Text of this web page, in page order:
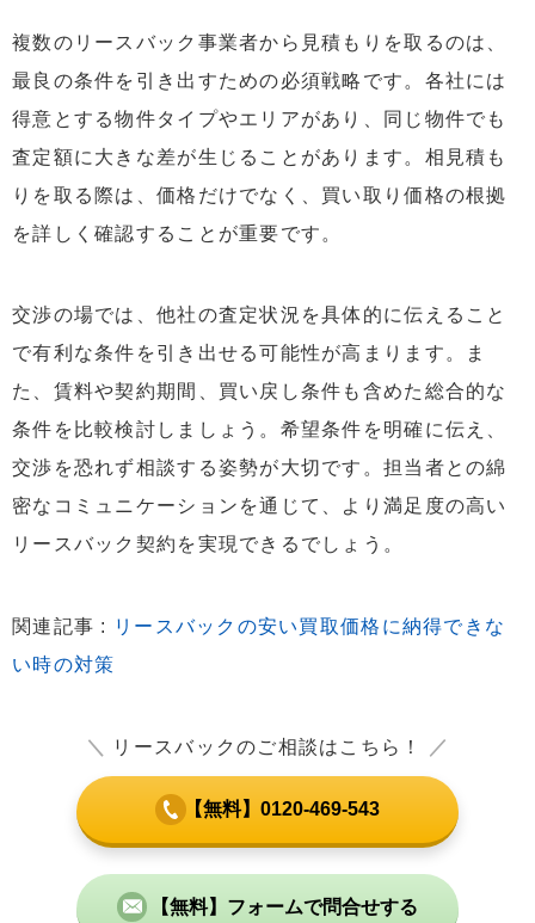
複数のリースバック事業者から見積もりを取るのは、
最良の条件を引き出すための必須戦略です。各社には
得意とする物件タイプやエリアがあり、同じ物件でも
査定額に大きな差が生じることがあります。相見積も
りを取る際は、価格だけでなく、買い取り価格の根拠
を詳しく確認することが重要です。
交渉の場では、他社の査定状況を具体的に伝えること
で有利な条件を引き出せる可能性が高まります。ま
た、賃料や契約期間、買い戻し条件も含めた総合的な
条件を比較検討しましょう。希望条件を明確に伝え、
交渉を恐れず相談する姿勢が大切です。担当者との綿
密なコミュニケーションを通じて、より満足度の高い
リースバック契約を実現できるでしょう。
関連記事 :
リースバックの安い買取価格に納得できな
い時の対策
＼ リースバックのご相談はこちら！ ／
【無料】0120-469-543
【無料】フォームで問合せする